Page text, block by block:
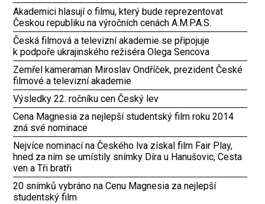
Akademici hlasují o filmu, který bude reprezentovat
Českou republiku na výročních cenách A.M.P.A.S.
Česká filmová a televizní akademie se připojuje
k podpoře ukrajinského režiséra Olega Sencova
Zemřel kameraman Miroslav Ondříček, prezident České
filmové a televizní akademie
Výsledky 22. ročníku cen Český lev
Cena Magnesia za nejlepší studentský film roku 2014
zná své nominace
Nejvíce nominací na Českého lva získal film Fair Play,
hned za ním se umístily snímky Díra u Hanušovic, Cesta
ven a Tři bratři
20 snímků vybráno na Cenu Magnesia za nejlepší
studentský film